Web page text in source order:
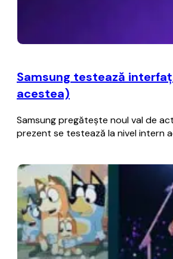
Samsung testează
acestea)
Samsung pregăteşte noul val de
prezent se testează la nivel intern